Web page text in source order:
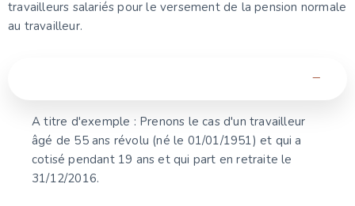
travailleurs salariés pour le versement de la pension normale
au travailleur.
A titre d'exemple : Prenons le cas d'un travailleur
âgé de 55 ans révolu (né le 01/01/1951) et qui a
cotisé pendant 19 ans et qui part en retraite le
31/12/2016.